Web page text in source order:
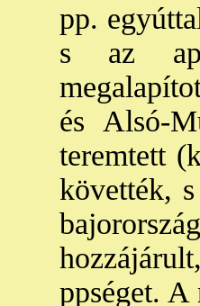
pp.
s az
és Alsó-
teremtett
követték,
ppséget.